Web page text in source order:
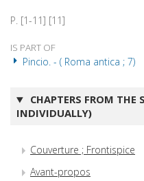
P. [1-11] [11]
IS PART OF
Pincio. - ( Roma antica ; 7)
CHAPTERS FROM THE
INDIVIDUALLY)
Couverture ; Frontispice
Avant-propos